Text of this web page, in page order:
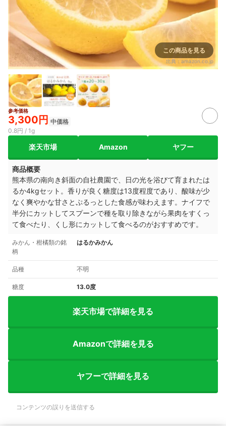
この商品を見る
出典： amazon.co.jp
参考価格
3,300円 中価格
0.8円 / 1g
楽天市場 Amazon ヤフー
商品概要
熊本県の南向き斜面の自社農園で、日の光を浴びて育まれたは
るか4kgセット。香りが良く糖度は13度程度であり、酸味が少
なく爽やかな甘さとぷるっとした食感が味わえます。ナイフで
半分にカットしてスプーンで種を取り除きながら果肉をすくっ
て食べたり、くし形にカットして食べるのがおすすめです。
みかん・柑橘類の銘
柄
はるかみかん
品種 不明
糖度 13.0度
楽天市場で詳細を見る
Amazonで詳細を見る
ヤフーで詳細を見る
コンテンツの誤りを送信する